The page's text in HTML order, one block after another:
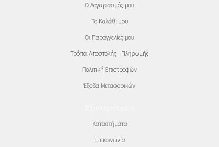
Ο Λογαριασμός μου
Το Καλάθι μου
Οι Παραγγελίες μου
Τρόποι Αποστολής - Πληρωμής
Πολιτική Επιστροφών
Έξοδα Μεταφορικών
Καταστήματα
Επικοινωνία